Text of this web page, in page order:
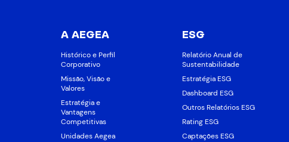
A AEGEA
Histórico e Perfil
Corporativo
Missão, Visão e
Valores
Estratégia e
Vantagens
Competitivas
Unidades Aegea
ESG
Relatório Anual de
Sustentabilidade
Estratégia ESG
Dashboard ESG
Outros Relatórios ESG
Rating ESG
Captações ESG